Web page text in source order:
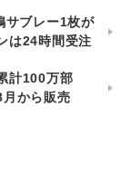
ブレー1枚が
は24時間受注
計100万部
から販売